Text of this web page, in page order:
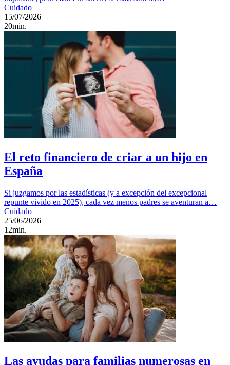
Cuidado
15/07/2026
20min.
El reto financiero de criar a un hijo en
España
Si juzgamos por las estadísticas (y a excepción del excepcional
repunte vivido en 2025), cada vez menos padres se aventuran a…
Cuidado
25/06/2026
12min.
Las ayudas para familias numerosas en